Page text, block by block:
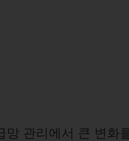
망 관리에서 큰 변화